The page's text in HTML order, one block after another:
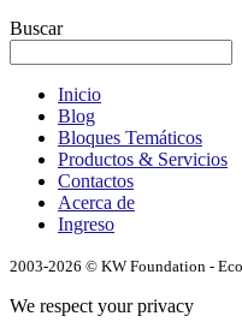
Buscar
Inicio
Blog
Bloques Temáticos
Productos & Servicios
Contactos
Acerca de
Ingreso
2003-2026 © KW Foundation -
We respect your privacy